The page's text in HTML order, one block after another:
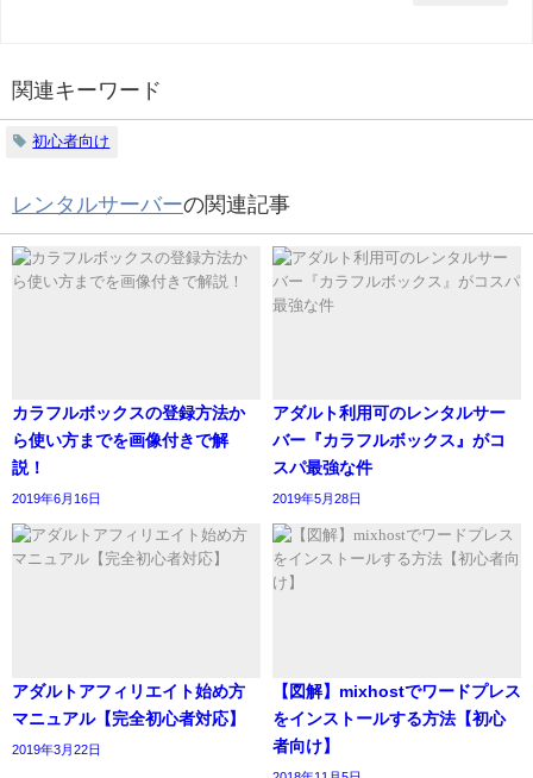
関連キーワード
初心者向け
レンタルサーバーの関連記事
カラフルボックスの登録方法か
ら使い方までを画像付きで解
説！
2019年6月16日
アダルト利用可のレンタルサー
バー『カラフルボックス』がコ
スパ最強な件
2019年5月28日
アダルトアフィリエイト始め方
マニュアル【完全初心者対応】
2019年3月22日
【図解】mixhostでワードプレス
をインストールする方法【初心
者向け】